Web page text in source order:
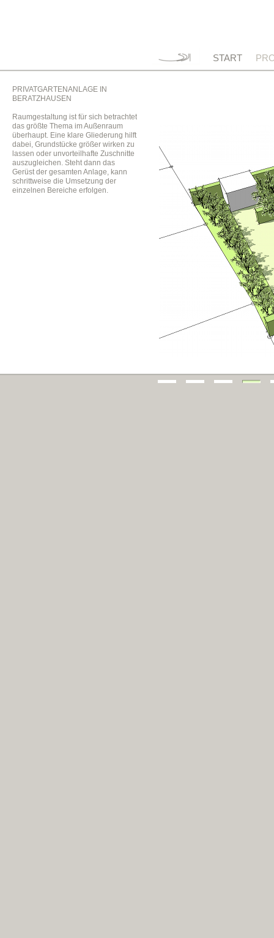
START
PRIVATGARTENANLAGE IN
BERATZHAUSEN
Raumgestaltung ist für sich betrachtet
das größte Thema im Außenraum
überhaupt. Eine klare Gliederung hilft
dabei, Grundstücke größer wirken zu
lassen oder unvorteilhafte Zuschnitte
auszugleichen. Steht dann das
Gerüst der gesamten Anlage, kann
schrittweise die Umsetzung der
einzelnen Bereiche erfolgen.